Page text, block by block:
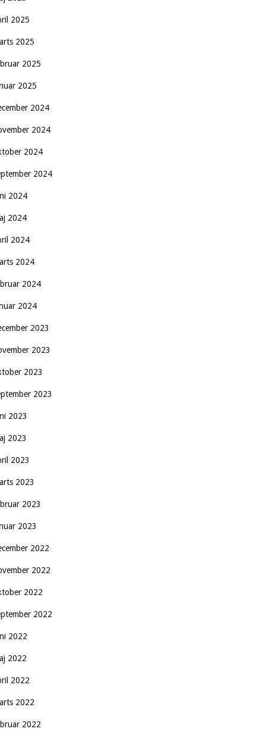
2025
2025
2025
2025
2024
2024
2024
2024
2024
2024
2024
2024
2024
2024
2023
2023
2023
2023
2023
2023
2023
2023
2023
2023
2022
2022
2022
2022
2022
2022
2022
2022
2022